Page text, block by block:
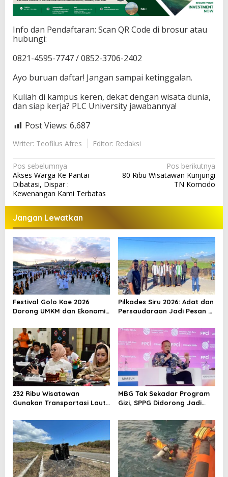
Info dan Pendaftaran: Scan QR Code di brosur atau
hubungi:
0821-4595-7747 / 0852-3706-2402
Ayo buruan daftar! Jangan sampai ketinggalan.
Kuliah di kampus keren, dekat dengan wisata dunia,
dan siap kerja? PLC University jawabannya!
Post Views: 6,687
Writer: Teofilus Afres Editor: Redaksi
N
a
v
i
g
a
s
i
p
o
s
Pos sebelumnya
Akses Warga Ke Pantai
Dibatasi, Dispar :
Kewenangan Kami Terbatas
Pos berikutnya
80 Ribu Wisatawan Kunjungi
TN Komodo
Jangan Lewatkan
Festival Golo Koe 2026
Dorong UMKM dan Ekonomi
Laut Jadi Puncak Acara
Pilkades Siru 2026: Adat dan
Persaudaraan Jadi Pesan di
232 Ribu Wisatawan
Gunakan Transportasi Laut
Keselamatan Jadi Prioritas
MBG Tak Sekadar Program
Gizi, SPPG Didorong Jadi